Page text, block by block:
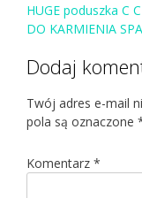
Post
navigation
HUGE poduszka C
DO KARMIENIA
Dodaj
Twój adres e-mail
pola są oznaczone
Komentarz *